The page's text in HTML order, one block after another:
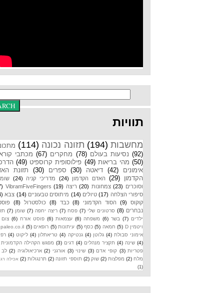
(194) תזונה נכונה (114) מתכונים
נסיעות בעולם (78) מחקרים (67) מכתבי קוראים
מהי בריאות (49) פילוסופית קרוספיט (49) הדרכות
דיאטה (30) ספרים (30)
תזונת האדם
האדם הקדמון (24) מדריכי קניה (24)
שומנים
צמחונות (20) ריצה (19)
VibramFiveFingers
(17)
(17) טיולים (14) מיתוסים טבעוניים (14) צבא (14)
הסוד הקדמוני (8) כבד (8) כולסטרול (8)
פוסטים
סרטונים שלי (7) פסח (7) ריצה יחפה (7) שומן (7)
תזונת
(6) משפחה (6) עצמאות (6) פוסט אורח (6) צום (6)
חמאה (5) כסף (5) עיתונות (5) רופאים (5)
paleo.co.il
(4)
גלוטן (4) גנטיקה (4) טריאתלון (4) ליקוט (4) רפואה
תקציר מנהלים (4) דגים (3) מפגש הקהילה הקדמונית
(3)
קופי אדם (3) שינוי (3) אורגני (2) ארכיאולוגיה (2) לב (2)
(2) שוק (2) תוספי תזונה (2) תרנגולות (2) אכילה רגשית